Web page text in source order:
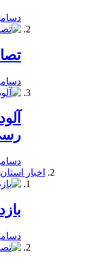
دسامبر 24,
دسامبر 24,
دسامبر 24,
اخبار استان
دسامبر 24,